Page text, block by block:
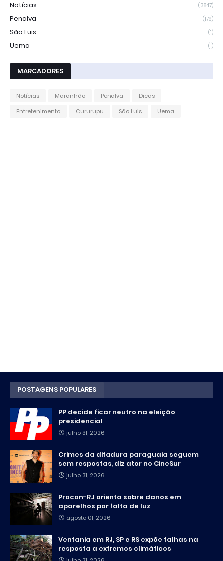
Notícias (3847)
Penalva (179)
São Luis (1)
Uema (1)
MARCADORES
Notícias Maranhão Penalva
Dicas
Entretenimento
Cururupu São Luis Uema
POSTAGENS POPULARES
PP decide ficar neutro na eleição
presidencial
julho 31, 2026
Crimes da ditadura paraguaia seguem
sem respostas, diz ator no CineSur
julho 31, 2026
Procon-RJ orienta sobre danos em
aparelhos por falta de luz
agosto 01, 2026
Ventania em RJ, SP e RS expõe falhas na
resposta a extremos climáticos